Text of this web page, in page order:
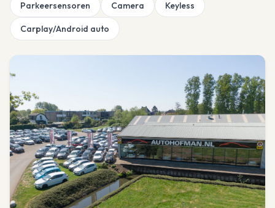
Parkeersensoren Camera Keyless
Carplay/Android auto